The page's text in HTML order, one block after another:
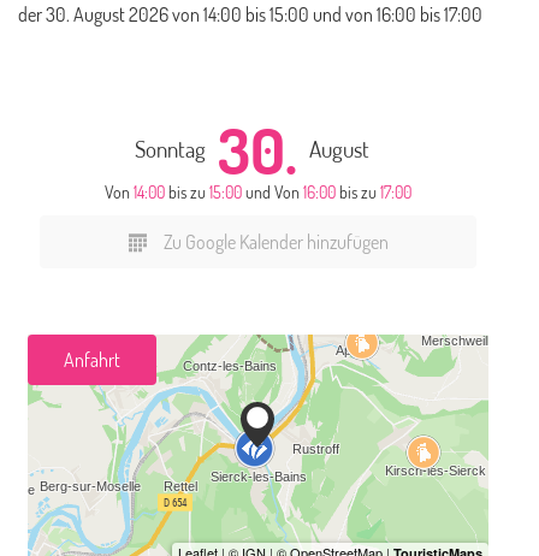
der30. August 2026von 14:00 bis 15:00 und von 16:00 bis 17:00
Sonntag 30. August
Von 14:00bis zu15:00und Von 16:00bis zu17:00
Zu Google Kalender hinzufügen
Anfahrt